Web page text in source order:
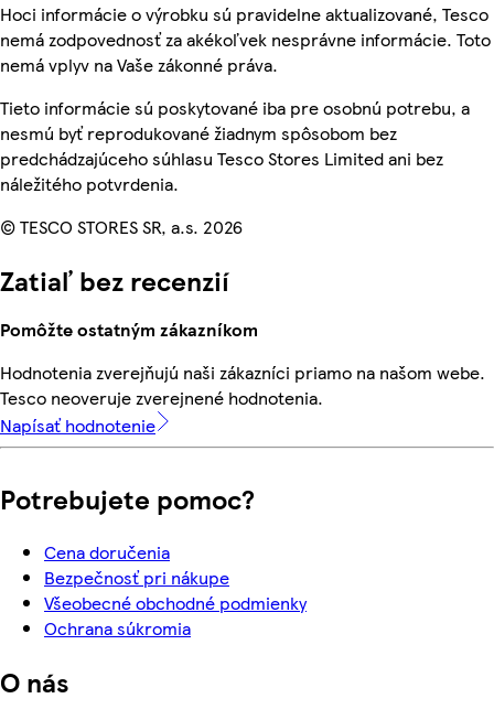
Hoci informácie o výrobku sú pravidelne aktualizované, Tesco
nemá zodpovednosť za akékoľvek nesprávne informácie. Toto
nemá vplyv na Vaše zákonné práva.
Tieto informácie sú poskytované iba pre osobnú potrebu, a
nesmú byť reprodukované žiadnym spôsobom bez
predchádzajúceho súhlasu Tesco Stores Limited ani bez
náležitého potvrdenia.
© TESCO STORES SR, a.s. 2026
Zatiaľ bez recenzií
Pomôžte ostatným zákazníkom
Hodnotenia zverejňujú naši zákazníci priamo na našom webe.
Tesco neoveruje zverejnené hodnotenia.
Napísať hodnotenie
Potrebujete pomoc?
Cena doručenia
Bezpečnosť pri nákupe
Všeobecné obchodné podmienky
Ochrana súkromia
O nás